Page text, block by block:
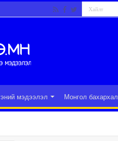
мэдээлэл Монгол бахархал